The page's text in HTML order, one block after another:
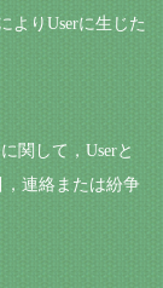
よりUserに生じた
関して，Userと
，連絡または紛争